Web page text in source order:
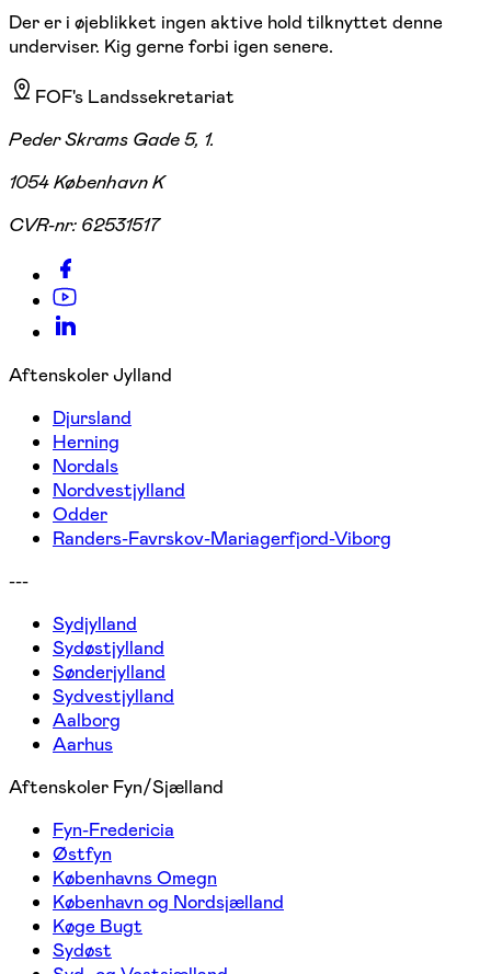
Der er i øjeblikket ingen aktive hold tilknyttet denne
underviser. Kig gerne forbi igen senere.
FOF's Landssekretariat
Peder Skrams Gade 5, 1.
1054 København K
CVR-nr: 62531517
Aftenskoler Jylland
Djursland
Herning
Nordals
Nordvestjylland
Odder
Randers-Favrskov-Mariagerfjord-Viborg
---
Sydjylland
Sydøstjylland
Sønderjylland
Sydvestjylland
Aalborg
Aarhus
Aftenskoler Fyn/Sjælland
Fyn-Fredericia
Østfyn
Københavns Omegn
København og Nordsjælland
Køge Bugt
Sydøst